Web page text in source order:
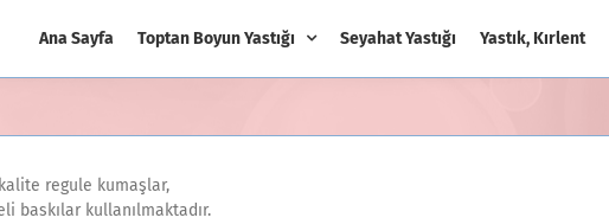
Ana Sayfa Toptan Boyun Yastığı Seyahat Yastığı Yastık, Kırlent
kalite regule kumaşlar,
baskılar kullanılmaktadır.